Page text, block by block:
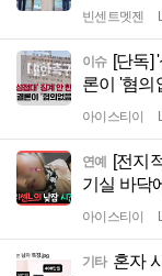
빈센트멧젠
이슈 [단독]
론이 '혐의
아이스티이
연예 [전지
기실 바닥
아이스티이
기타 혼자